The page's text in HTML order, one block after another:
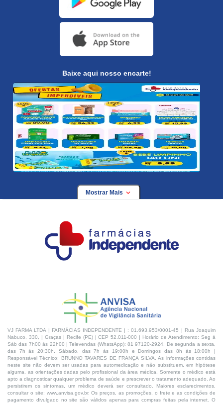
Baixe aqui nosso encarte!
Mostrar Mais
VJ FARMA LTDA | FARMÁCIAS INDEPENDENTE | : 01.693.953/0001-45 | Rua Joaquim
Nabuco, 330, | Graças | Recife (PE) | CEP 52.011-000 | Horário de Atendimento: Seg à
Sáb das 7h00 às 22h00 | Televendas (WhatsApp): 81 97120-2924, De segunda a sexta,
das 7h às 20:30h, Sábado, das 7h às 19:00h e Domingos das 8h às 18:00h |
Responsável Técnico: BRUNNO TAVARES DE FRANÇA SILVA. As informações contidas
neste site não devem ser usadas para automedicação e não substituem, em hipótese
alguma, as orientações dadas pelo profissional da área médica. Somente o médico está
apto a diagnosticar qualquer problema de saúde e prescrever o tratamento adequado. Ao
persistirem os sintomas, um médico deverá ser consultado. Maiores esclarecimentos,
consultar o site: www.anvisa.gov.br. Os preços, as promoções, o frete e as condições de
pagamento divulgado no site são válidos apenas para compras feitas pela internet. O